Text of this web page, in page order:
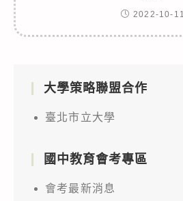
2022-10-11
大學策略聯盟合作
臺北市立大學
國中教育會考專區
會考最新消息